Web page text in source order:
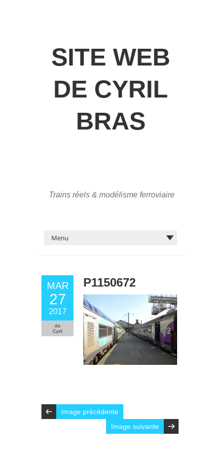
SITE WEB
DE CYRIL
BRAS
Trains réels & modélisme ferroviaire
MAR
27
2017
de
Cyril
P1150672
Image précédente
Image suivante